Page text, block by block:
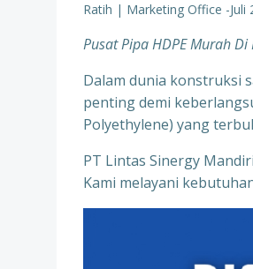
Ratih | Marketing Office -Juli
Pusat Pipa HDPE Murah
Dalam dunia konstruksi
penting demi
Polyethylene) yang
PT Lintas Sinergy
Kami melayani